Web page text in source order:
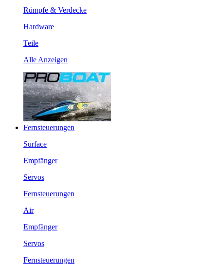
Rümpfe & Verdecke
Hardware
Teile
Alle Anzeigen
Fernsteuerungen
Surface
Empfänger
Servos
Fernsteuerungen
Air
Empfänger
Servos
Fernsteuerungen